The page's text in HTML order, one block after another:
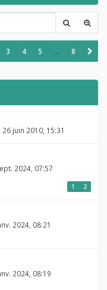
3 4 5 … 8
26 juin 2010, 15:31
2024, 07:57
1 2
2024, 08:21
2024, 08:19